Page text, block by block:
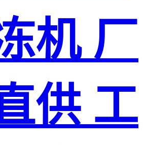
机 厂
供 工